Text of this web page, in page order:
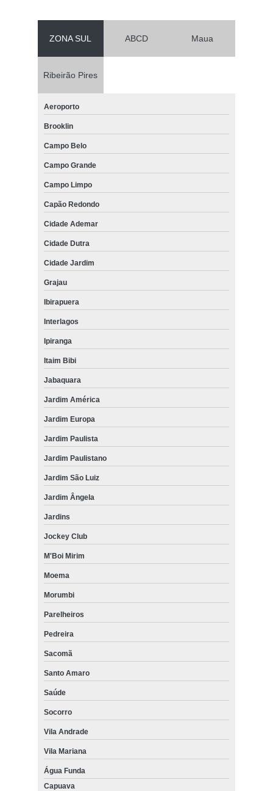
ZONA SUL ABCD Maua
Ribeirão Pires
Aeroporto
Brooklin
Campo Belo
Campo Grande
Campo Limpo
Capão Redondo
Cidade Ademar
Cidade Dutra
Cidade Jardim
Grajau
Ibirapuera
Interlagos
Ipiranga
Itaim Bibi
Jabaquara
Jardim América
Jardim Europa
Jardim Paulista
Jardim Paulistano
Jardim São Luiz
Jardim Ângela
Jardins
Jockey Club
M'Boi Mirim
Moema
Morumbi
Parelheiros
Pedreira
Sacomã
Santo Amaro
Saúde
Socorro
Vila Andrade
Vila Mariana
Água Funda
Capuava